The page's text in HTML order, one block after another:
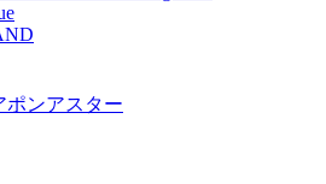
ポンアスター